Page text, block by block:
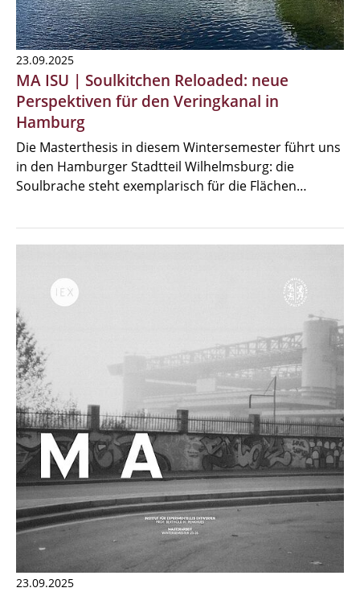
23.09.2025
MA ISU | Soulkitchen Reloaded: neue
Perspektiven für den Veringkanal in
Hamburg
Die Masterthesis in diesem Wintersemester führt uns
in den Hamburger Stadtteil Wilhelmsburg: die
Soulbrache steht exemplarisch für die Flächen…
23.09.2025